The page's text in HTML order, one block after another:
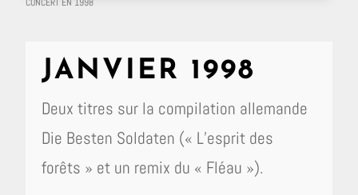
JANVIER 1998
Deux titres sur la compilation allemande
Die Besten Soldaten (« L’esprit des
forêts » et un remix du « Fléau »).